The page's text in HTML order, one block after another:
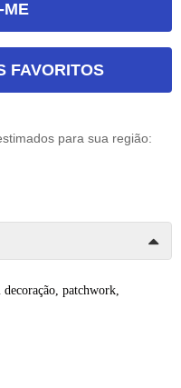
ME
FAVORITOS
para sua região:
decoração, patchwork,